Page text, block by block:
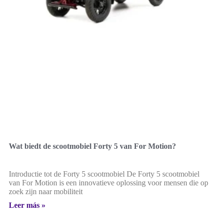
Wat biedt de scootmobiel Forty 5 van For Motion?
Introductie tot de Forty 5 scootmobiel De Forty 5 scootmobiel
van For Motion is een innovatieve oplossing voor mensen die op
zoek zijn naar mobiliteit
Leer más »